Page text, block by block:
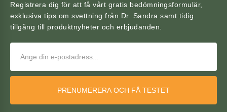
Registrera dig för att få vårt gratis bedömningsformulär,
exklusiva tips om svettning från Dr. Sandra samt tidig
tillgång till produktnyheter och erbjudanden.
PRENUMERERA OCH FÅ TESTET